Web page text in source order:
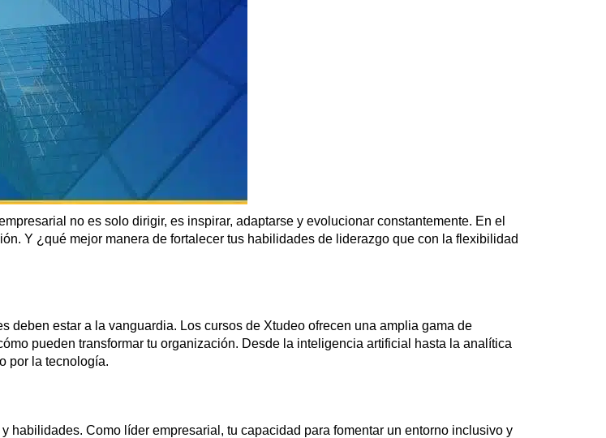
no es solo dirigir, es inspirar, adaptarse y evolucionar constantemente. En el
Y ¿qué mejor manera de fortalecer tus habilidades de liderazgo que con la flexibilidad
deben estar a la vanguardia. Los cursos de Xtudeo ofrecen una amplia gama de
pueden transformar tu organización. Desde la inteligencia artificial hasta la analítica
por la tecnología.
habilidades. Como líder empresarial, tu capacidad para fomentar un entorno inclusivo y